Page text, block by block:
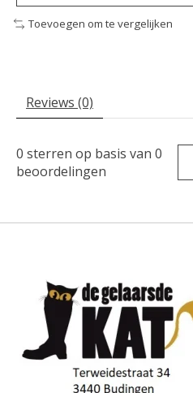
Toevoegen om te vergelijken
Reviews (0)
0 sterren op basis van 0
beoordelingen